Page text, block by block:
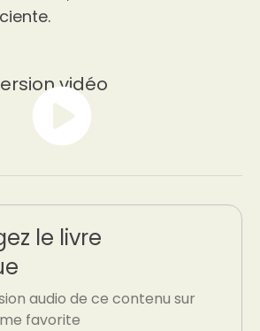
vidéo
le livre
audio de ce contenu sur
favorite